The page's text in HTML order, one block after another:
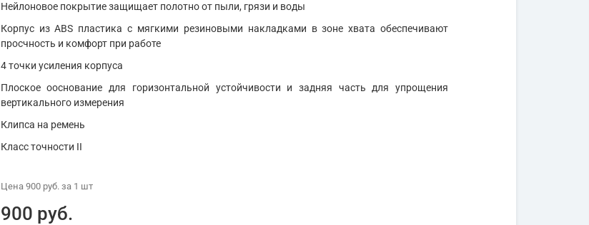
Нейлоновое покрытие защищает полотно от пыли, грязи и воды
Корпус из ABS пластика с мягкими резиновыми накладками в зоне хвата обеспечивают
просчность и комфорт при работе
4 точки усиления корпуса
Плоское ооснование для горизонтальной устойчивости и задняя часть для упрощения
вертикального измерения
Клипса на ремень
Класс точности II
Цена 900 руб.за 1 шт
900 руб.